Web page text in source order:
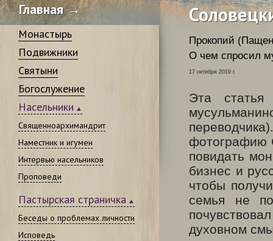
Главная →
Монастырь
Подвижники
Святыни
Богослужение
Насельники
Священноархимандрит
Наместник и игумен
Интервью насельников
Проповеди
Пастырская страничка
Беседы о проблемах личности
Исповедь
Прокопий
О чем спросил
17 октября 2019 г.
Эта
фотографию
повидать
бизнес и
чтобы
семья не
духовном